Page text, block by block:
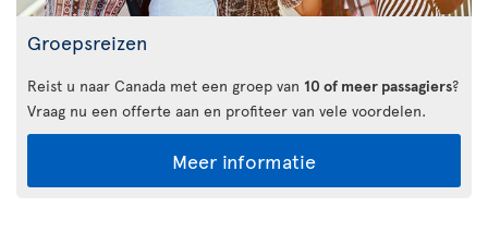
Groepsreizen
Reist u naar Canada met een groep van 10 of meer passagiers?
Vraag nu een offerte aan en profiteer van vele voordelen.
Meer informatie